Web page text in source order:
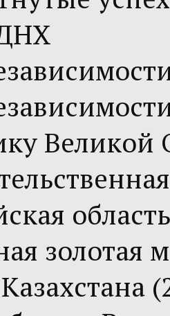
Великой
золотая